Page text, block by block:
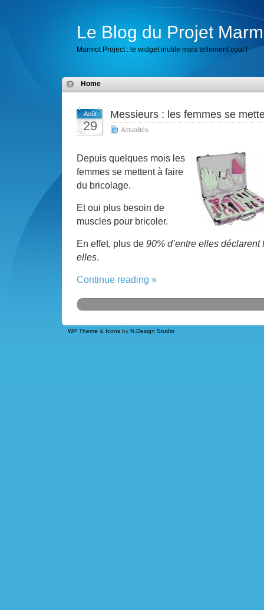
Le Blog du Projet
Marmot Project : le widget inutile mais tellement cool !
Home
Août
29
Messieurs : les femmes se
Actualités
Depuis quelques mois les
femmes se mettent à faire
du bricolage.
Et oui plus besoin de
muscles pour bricoler.
En effet, plus de 90% d’entre elles
elles.
Continue reading »
WP Theme & Icons by N.Design Studio